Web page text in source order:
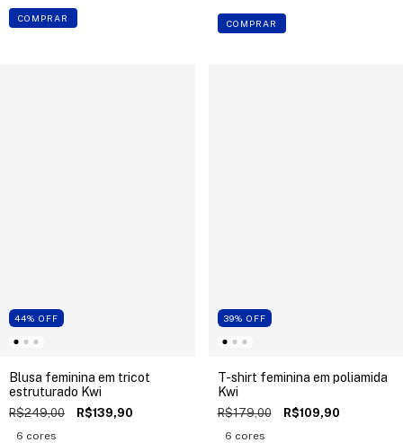
COMPRAR COMPRAR
44% OFF
Blusa feminina em tricot
estruturado Kwi
R$249,00 R$139,90
6 cores
39% OFF
T-shirt feminina em poliamida
Kwi
R$179,00 R$109,90
6 cores